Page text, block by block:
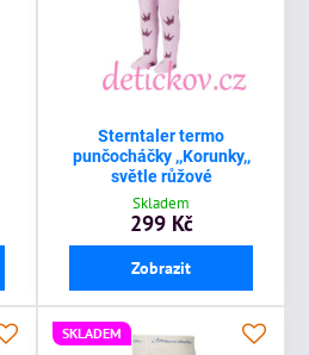
Sterntaler termo
punčocháčky ,,Korunky,,
světle růžové
Skladem
299 Kč
Zobrazit
SKLADEM